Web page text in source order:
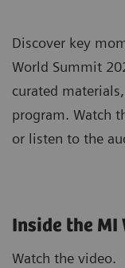
Discover key
World Summit
curated
program. Watch
or listen to the
Inside the
Watch the video.